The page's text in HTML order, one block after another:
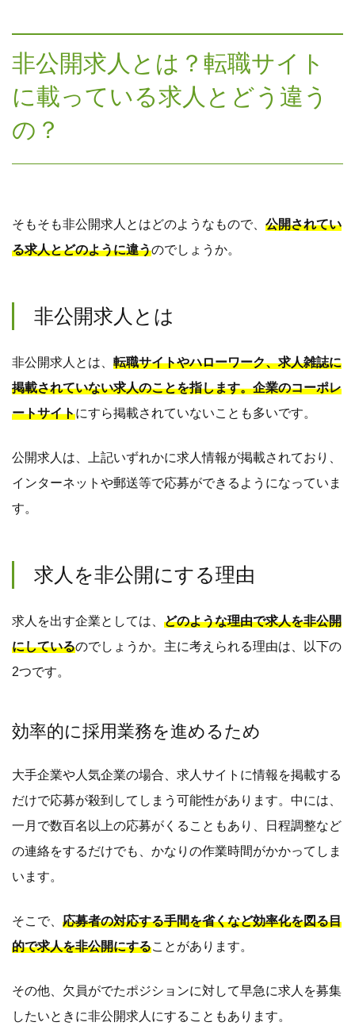
非公開求人とは？転職サイト
に載っている求人とどう違う
の？
そもそも非公開求人とはどのようなもので、 公開されてい
る求人とどのように違うのでしょうか。
非公開求人とは
非公開求人とは、 転職サイトやハローワーク、求人雑誌に
掲載されていない求人のことを指します。企業のコーポレ
ートサイトにすら掲載されていないことも多いです。
公開求人は、上記いずれかに求人情報が掲載されており、
インターネットや郵送等で応募ができるようになっていま
す。
求人を非公開にする理由
求人を出す企業としては、 どのような理由で求人を非公開
にしているのでしょうか。主に考えられる理由は、以下の
2つです。
効率的に採用業務を進めるため
大手企業や人気企業の場合、求人サイトに情報を掲載する
だけで応募が殺到してしまう可能性があります。中には、
一月で数百名以上の応募がくることもあり、日程調整など
の連絡をするだけでも、かなりの作業時間がかかってしま
います。
そこで、 応募者の対応する手間を省くなど効率化を図る目
的で求人を非公開にすることがあります。
その他、欠員がでたポジションに対して早急に求人を募集
したいときに非公開求人にすることもあります。